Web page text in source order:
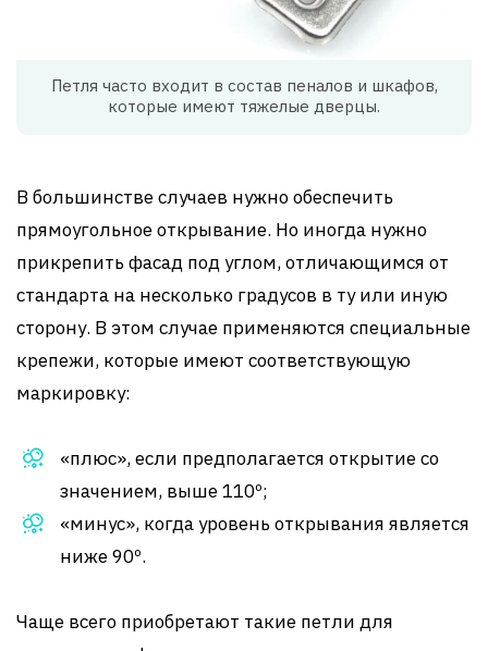
Петля часто входит в состав пеналов и шкафов,
которые имеют тяжелые дверцы.
В большинстве случаев нужно обеспечить
прямоугольное открывание. Но иногда нужно
прикрепить фасад под углом, отличающимся от
стандарта на несколько градусов в ту или иную
сторону. В этом случае применяются специальные
крепежи, которые имеют соответствующую
маркировку:
«плюс», если предполагается открытие со
значением, выше 110º;
«минус», когда уровень открывания является
ниже 90º.
Чаще всего приобретают такие петли для